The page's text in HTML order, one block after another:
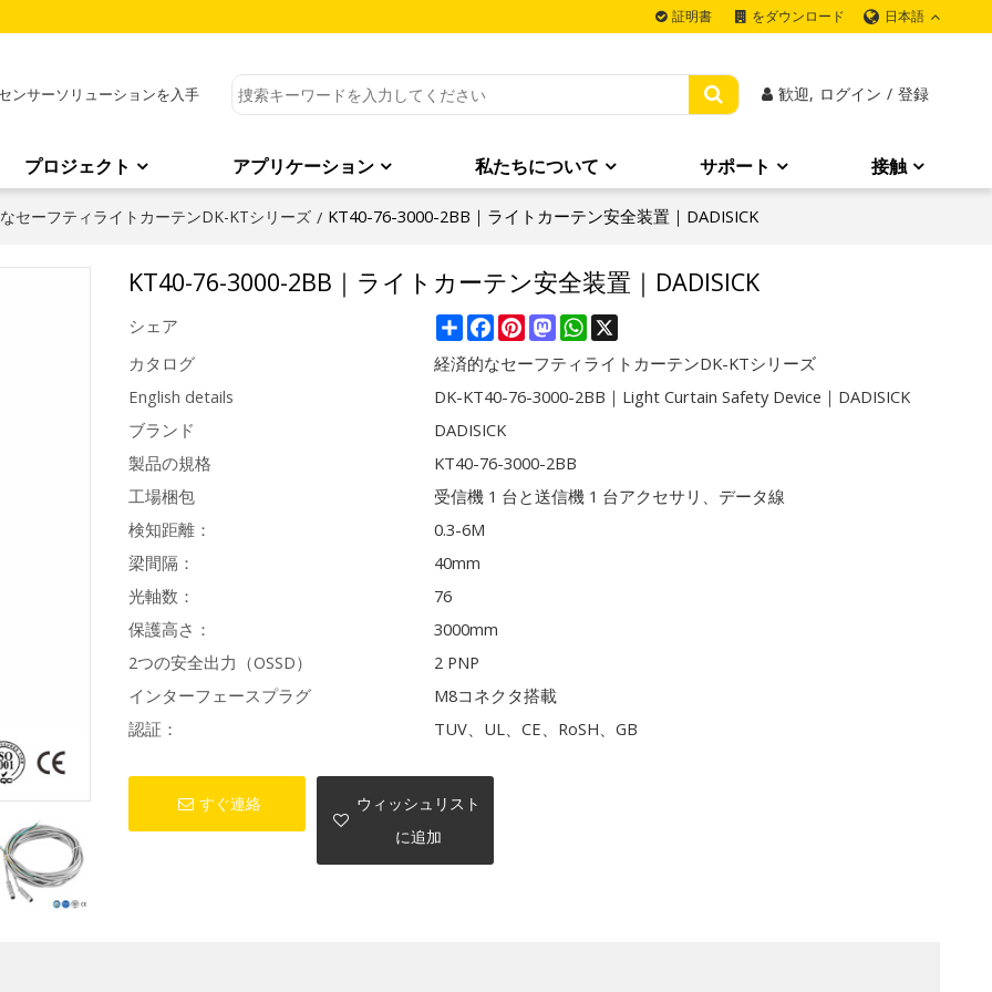
証明書 をダウンロード 日本語
ンサーソリューションを入手 歓迎, ログイン / 登録
プロジェクト アプリケーション 私たちについて サポート 接触
セーフティライトカーテンDK-KTシリーズ / KT40-76-3000-2BB｜ライトカーテン安全装置｜DADISICK
KT40-76-3000-2BB｜ライトカーテン安全装置｜DADISICK
シェア ShareFacebook
PinterestMastodonWhatsApp
カタログ
経済的なセーフティライトカーテンDK-KTシリーズ
English details
DK-KT40-76-3000-2BB｜Light Curtain Safety Device｜DADISICK
ブランド
DADISICK
製品の規格
KT40-76-3000-2BB
工場梱包
受信機 1 台と送信機 1 台アクセサリ、データ線
検知距離：
0.3-6M
梁間隔：
40mm
光軸数：
76
保護高さ：
3000mm
2つの安全出力（OSSD）
2 PNP
インターフェースプラグ
M8コネクタ搭載
認証：
TUV、UL、CE、RoSH、GB
すぐ連絡
ウィッシュリスト
に追加